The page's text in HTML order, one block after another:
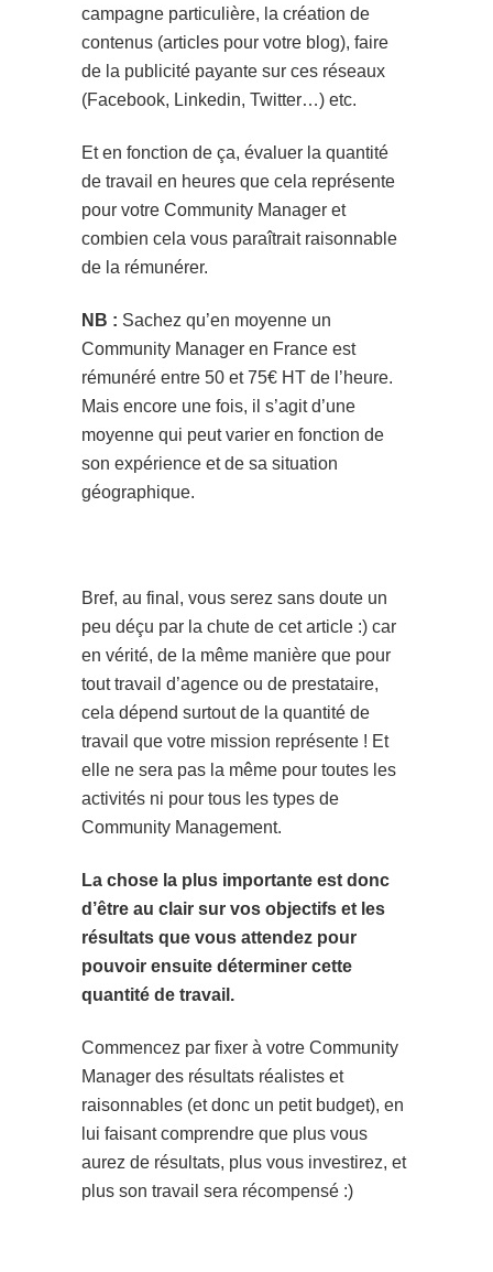
campagne particulière, la création de
contenus (articles pour votre blog), faire
de la publicité payante sur ces réseaux
(Facebook, Linkedin, Twitter…) etc.
Et en fonction de ça, évaluer la quantité
de travail en heures que cela représente
pour votre Community Manager et
combien cela vous paraîtrait raisonnable
de la rémunérer.
NB : Sachez qu’en moyenne un
Community Manager en France est
rémunéré entre 50 et 75€ HT de l’heure.
Mais encore une fois, il s’agit d’une
moyenne qui peut varier en fonction de
son expérience et de sa situation
géographique.
Bref, au final, vous serez sans doute un
peu déçu par la chute de cet article :) car
en vérité, de la même manière que pour
tout travail d’agence ou de prestataire,
cela dépend surtout de la quantité de
travail que votre mission représente ! Et
elle ne sera pas la même pour toutes les
activités ni pour tous les types de
Community Management.
La chose la plus importante est donc
d’être au clair sur vos objectifs et les
résultats que vous attendez pour
pouvoir ensuite déterminer cette
quantité de travail.
Commencez par fixer à votre Community
Manager des résultats réalistes et
raisonnables (et donc un petit budget), en
lui faisant comprendre que plus vous
aurez de résultats, plus vous investirez, et
plus son travail sera récompensé :)